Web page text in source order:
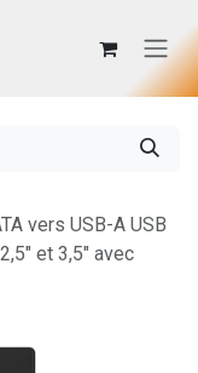
vers USB-A USB
et 3,5" avec